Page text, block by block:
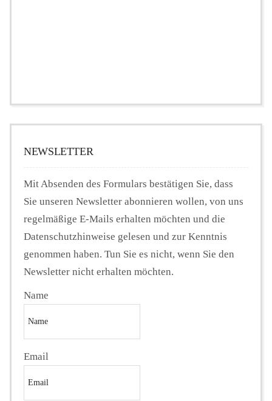
NEWSLETTER
Mit Absenden des Formulars bestätigen Sie, dass
Sie unseren Newsletter abonnieren wollen, von uns
regelmäßige E-Mails erhalten möchten und die
Datenschutzhinweise gelesen und zur Kenntnis
genommen haben. Tun Sie es nicht, wenn Sie den
Newsletter nicht erhalten möchten.
Name
Email